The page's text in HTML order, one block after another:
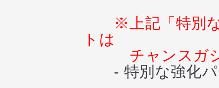
※上記「特別
トは
チャンスガ
- 特別な強化パ